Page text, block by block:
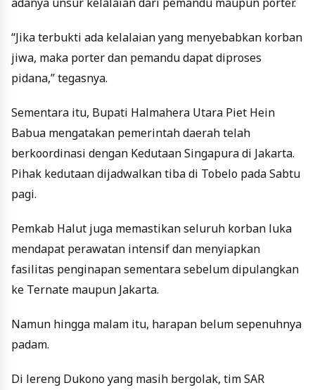
“Jika terbukti ada kelalaian yang menyebabkan korban
jiwa, maka porter dan pemandu dapat diproses
pidana,” tegasnya.
Sementara itu, Bupati Halmahera Utara Piet Hein
Babua mengatakan pemerintah daerah telah
berkoordinasi dengan Kedutaan Singapura di Jakarta.
Pihak kedutaan dijadwalkan tiba di Tobelo pada Sabtu
pagi.
Pemkab Halut juga memastikan seluruh korban luka
mendapat perawatan intensif dan menyiapkan
fasilitas penginapan sementara sebelum dipulangkan
ke Ternate maupun Jakarta.
Namun hingga malam itu, harapan belum sepenuhnya
padam.
Di lereng Dukono yang masih bergolak, tim SAR